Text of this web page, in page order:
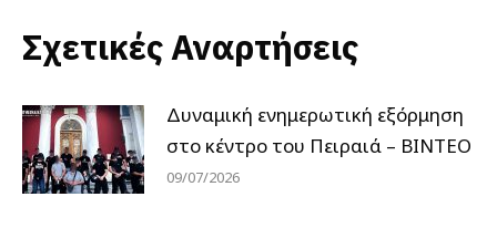
Σχετικές Αναρτήσεις
Δυναμική ενημερωτική εξόρμηση
στο κέντρο του Πειραιά – ΒΙΝΤΕΟ
09/07/2026